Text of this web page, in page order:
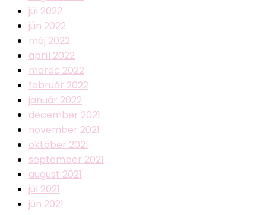
júl 2022
jún 2022
máj 2022
apríl 2022
marec 2022
február 2022
január 2022
december 2021
november 2021
október 2021
september 2021
august 2021
júl 2021
jún 2021